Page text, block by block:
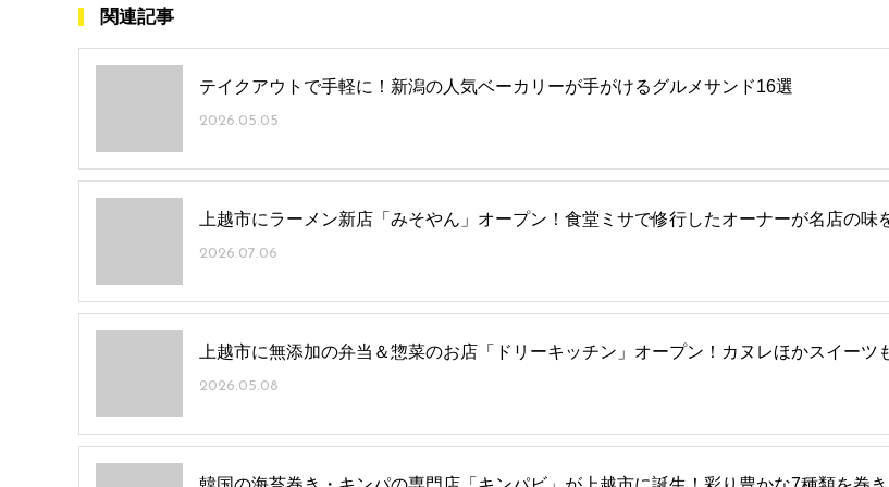
関連記事
テイクアウトで手軽に！新潟の人気ベーカリーが手がけるグルメサンド16選
2026.05.05
上越市にラーメン新店「みそやん」オープン！食堂ミサで修行したオーナーが名店の味
2026.07.06
上越市に無添加の弁当＆惣菜のお店「ドリーキッチン」オープン！カヌレほかスイーツ
2026.05.08